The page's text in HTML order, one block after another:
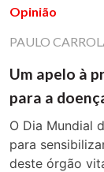
Opinião
PAULO
Um apelo à
para a
O Dia Mundial
para
deste órgão